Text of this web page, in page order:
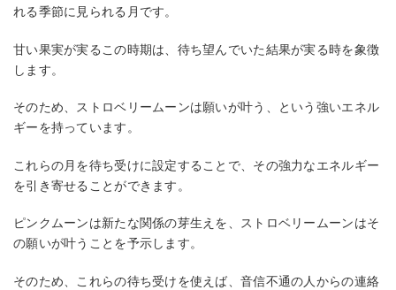
れる季節に見られる月です。
甘い果実が実るこの時期は、待ち望んでいた結果が実る時を象徴
します。
そのため、ストロベリームーンは願いが叶う、という強いエネル
ギーを持っています。
これらの月を待ち受けに設定することで、その強力なエネルギー
を引き寄せることができます。
ピンクムーンは新たな関係の芽生えを、ストロベリームーンはそ
の願いが叶うことを予示します。
そのため、これらの待ち受けを使えば、音信不通の人からの連絡